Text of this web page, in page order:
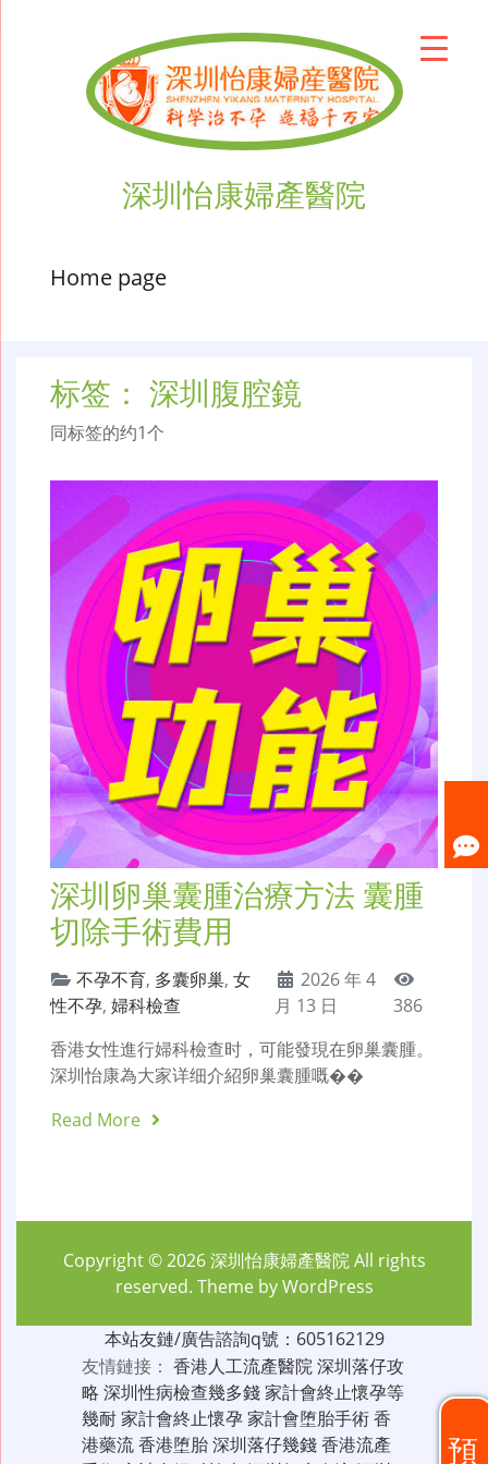
深圳怡康婦產醫院
Home page
标签： 深圳腹腔鏡
同标签的约1个
深圳卵巢囊腫治療方法 囊腫
切除手術費用
不孕不育, 多囊卵巢, 女
性不孕, 婦科檢查
2026 年 4
月 13 日
386
香港女性進行婦科檢查时，可能發現在卵巢囊腫。
深圳怡康為大家详细介紹卵巢囊腫嘅��
Read More
預
Copyright © 2026深圳怡康婦產醫院All rights
reserved. Theme byWordPress
本站友鏈/廣告諮詢q號：605162129
友情鏈接： 香港人工流產醫院深圳落仔攻
略 深圳性病檢查幾多錢家計會終止懷孕等
幾耐家計會終止懷孕家計會堕胎手術香
港藥流香港堕胎深圳落仔幾錢香港流產